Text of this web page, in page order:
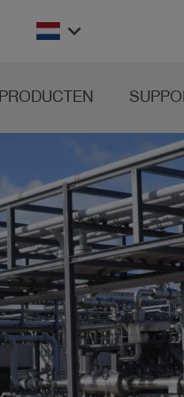
keyboard_arrow_down
PRODUCTEN